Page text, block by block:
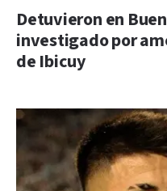
Detuvieron en
investigado por
de Ibicuy